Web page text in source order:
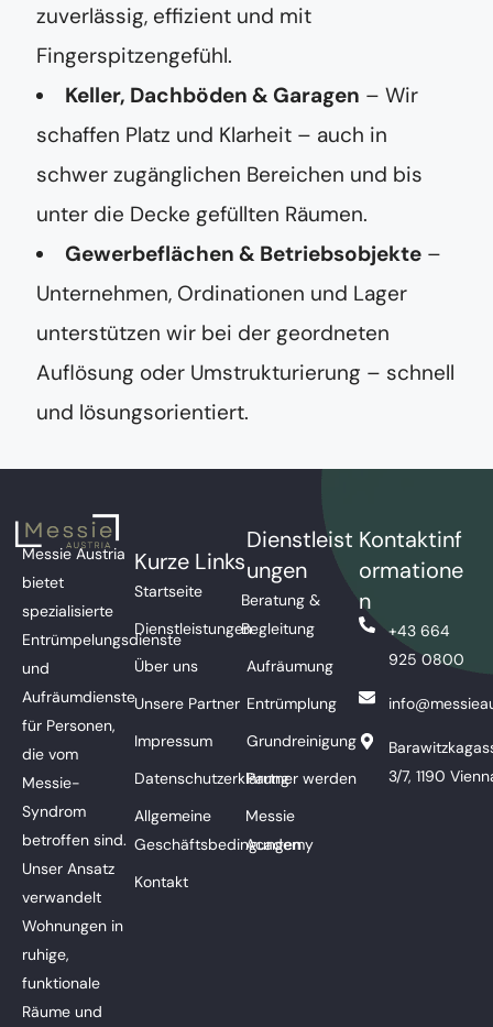
zuverlässig, effizient und mit
Fingerspitzengefühl.
Keller, Dachböden & Garagen – Wir
schaffen Platz und Klarheit – auch in
schwer zugänglichen Bereichen und bis
unter die Decke gefüllten Räumen.
Gewerbeflächen & Betriebsobjekte –
Unternehmen, Ordinationen und Lager
unterstützen wir bei der geordneten
Auflösung oder Umstrukturierung – schnell
und lösungsorientiert.
Messie Austria
bietet
spezialisierte
Entrümpelungsdienste
und
Aufräumdienste
für Personen,
die vom
Messie-
Syndrom
betroffen sind.
Unser Ansatz
verwandelt
Wohnungen in
ruhige,
funktionale
Räume und
Kurze Links
Startseite
Dienstleistungen
Über uns
Unsere Partner
Impressum
Datenschutzerklärung
Allgemeine
Geschäftsbedingungen
Kontakt
Dienstleist
ungen
Beratung &
Begleitung
Aufräumung
Entrümplung
Grundreinigung
Partner werden
Messie
Academy
Kontaktinf
ormatione
n
+43 664
925 0800
3/7, 1190